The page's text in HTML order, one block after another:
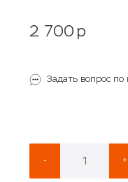
2 700 p
Задать вопрос по
- +